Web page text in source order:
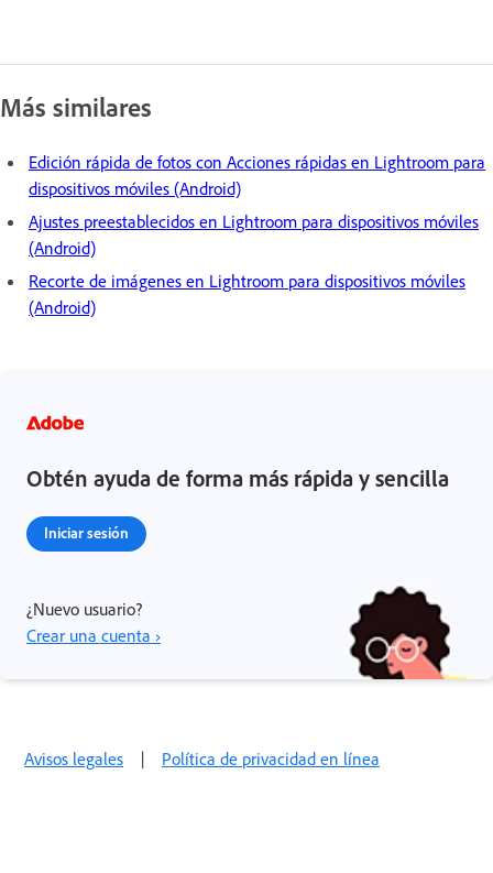
Más similares
Edición rápida de fotos con Acciones rápidas en Lightroom para
dispositivos móviles (Android)
Ajustes preestablecidos en Lightroom para dispositivos móviles
(Android)
Recorte de imágenes en Lightroom para dispositivos móviles
(Android)
Obtén ayuda de forma más rápida y sencilla
Iniciar sesión
¿Nuevo usuario?
Crear una cuenta ›
Avisos legales | Política de privacidad en línea